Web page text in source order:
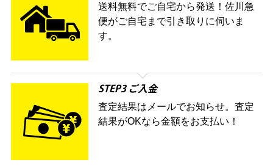
送料無料でご自宅から発送！佐川急
便がご自宅まで引き取りに伺いま
す。
STEP3 ご入金
査定結果はメールでお知らせ。査定
結果がOKなら金額をお支払い！